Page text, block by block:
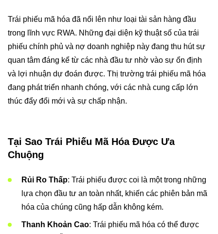
Trái phiếu mã hóa đã nổi lên như loại tài sản hàng đầu
trong lĩnh vực RWA. Những đại diện kỹ thuật số của trái
phiếu chính phủ và nợ doanh nghiệp này đang thu hút sự
quan tâm đáng kể từ các nhà đầu tư nhờ vào sự ổn định
và lợi nhuận dự đoán được. Thị trường trái phiếu mã hóa
đang phát triển nhanh chóng, với các nhà cung cấp lớn
thúc đẩy đổi mới và sự chấp nhận.
Tại Sao Trái Phiếu Mã Hóa Được Ưa
Chuộng
Rủi Ro Thấp: Trái phiếu được coi là một trong những
lựa chọn đầu tư an toàn nhất, khiến các phiên bản mã
hóa của chúng cũng hấp dẫn không kém.
Thanh Khoản Cao: Trái phiếu mã hóa có thể được